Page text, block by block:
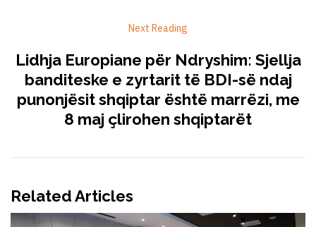
Next Reading
Lidhja Europiane për Ndryshim: Sjellja
banditeske e zyrtarit të BDI-së ndaj
punonjësit shqiptar është marrëzi, me
8 maj çlirohen shqiptarët
Related Articles